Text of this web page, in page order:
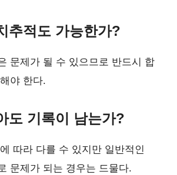
추적도 가능한가?
문제가 될 수 있으므로 반드시 합
야 한다.
도 기록이 남는가?
따라 다를 수 있지만 일반적인
문제가 되는 경우는 드물다.